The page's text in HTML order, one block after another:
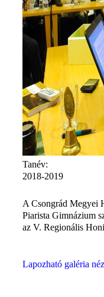
Tanév:
2018-2019
A Csongrád Megyei
Piarista Gimnázium
az V. Regionális
Lapozható galéria